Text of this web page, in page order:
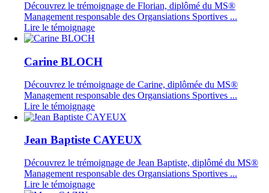
Découvrez le trémoignage de Florian, diplômé du MS®
Management responsable des Organsiations Sportives ...
Lire le témoignage
Carine BLOCH
Découvrez le trémoignage de Carine, diplômée du MS®
Management responsable des Organsiations Sportives ...
Lire le témoignage
Jean Baptiste CAYEUX
Découvrez le trémoignage de Jean Baptiste, diplômé du MS®
Management responsable des Organsiations Sportives ...
Lire le témoignage